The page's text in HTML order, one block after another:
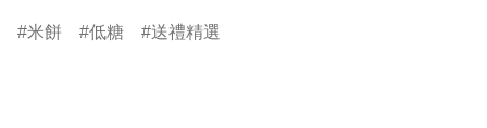
米餅 低糖 送禮精選